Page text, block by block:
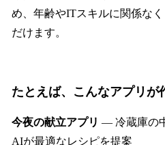
め、年齢やITスキルに関係な
だけます。
たとえば、こんなアプリが
今夜の献立アプリ ― 冷蔵庫の
AIが最適なレシピを提案